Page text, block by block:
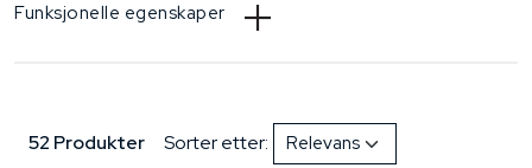
Funksjonelle egenskaper
52 Produkter Sorter etter: